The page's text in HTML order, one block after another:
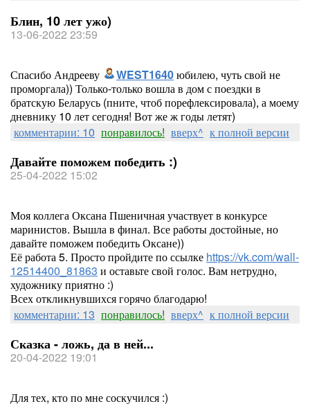
Блин, 10 лет ужо)
13-06-2022 23:59
Спасибо Андрееву WEST1640юбилею, чуть свой не
проморгала)) Только-только вошла в дом с поездки в
братскую Беларусь (пните, чтоб порефлексировала), а моему
дневнику 10 лет сегодня! Вот же ж годы летят)
комментарии: 10 понравилось! вверх^ к полной версии
Давайте поможем победить :)
25-04-2022 15:02
Моя коллега Оксана Пшеничная участвует в конкурсе
маринистов. Вышла в финал. Все работы достойные, но
давайте поможем победить Оксане))
Её работа 5. Просто пройдите по ссылке https://vk.com/wall-
12514400_81863 и оставьте свой голос. Вам нетрудно,
художнику приятно :)
Всех откликнувшихся горячо благодарю!
комментарии: 13 понравилось! вверх^ к полной версии
Сказка - ложь, да в ней...
20-04-2022 19:01
Для тех, кто по мне соскучился :)